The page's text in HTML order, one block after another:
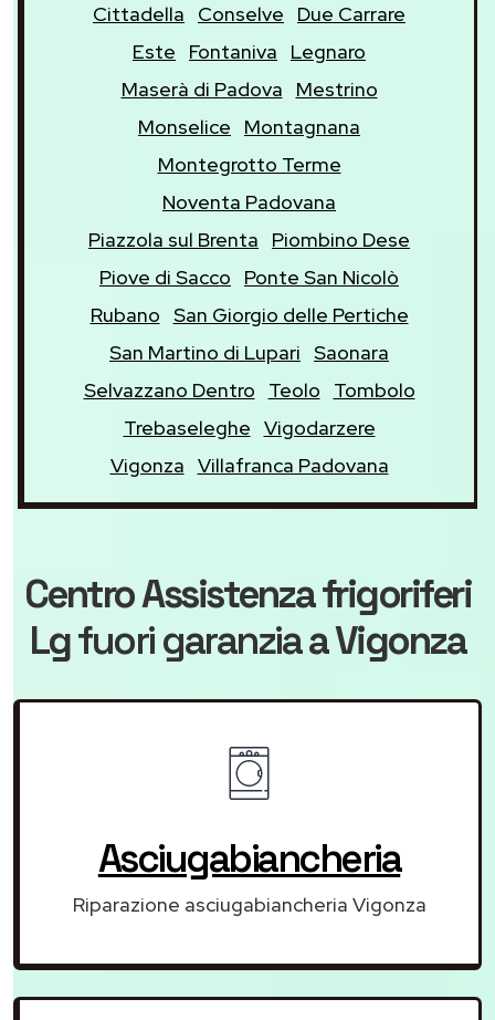
Cittadella
Conselve
Due Carrare
Este
Fontaniva
Legnaro
Maserà di Padova
Mestrino
Monselice
Montagnana
Montegrotto Terme
Noventa Padovana
Piazzola sul Brenta
Piombino Dese
Piove di Sacco
Ponte San Nicolò
Rubano San Giorgio delle Pertiche
San Martino di Lupari Saonara
Selvazzano Dentro
Teolo
Tombolo
Trebaseleghe Vigodarzere
Vigonza Villafranca Padovana
Centro Assistenza frigoriferi
Lgfuori garanziaa Vigonza
Asciugabiancheria
Riparazione asciugabiancheria Vigonza